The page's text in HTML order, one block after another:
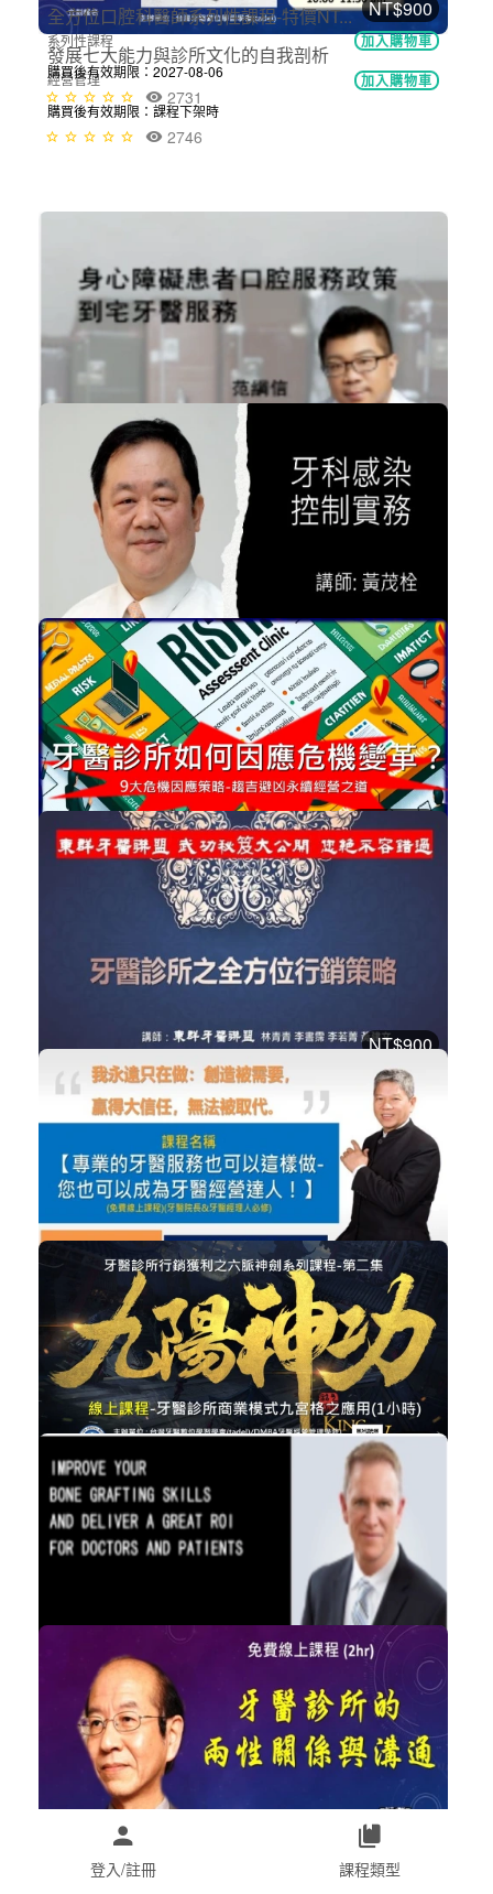
NT$900
發展七大能力與診所文化的自我剖析
經營管理 加入購物車
購買後有效期限：課程下架時
2746
全方位口腔科醫師系列性課程-特價NT...
系列性課程 加入購物車
購買後有效期限：2027-08-06
2731
范綱信 - 身心障礙患者口腔服務政策 ...
非學分課程 立即加入
購買後有效期限：課程下架時
2724
NT$3,300
講師-黃茂栓-牙科感染控制實務
感控 加入購物車
購買後有效期限：2026-11-06
2649
NT$2,000
牙醫診所如何因應危機變革？趨吉避凶...
購買後有效期限：2026-09-06
NT$900
講師-林青青-數位牙醫診所之全方位行...
牙醫助理 加入購物車
購買後有效期限：2026-09-06
2430
NT$3,000
專業的牙醫服務也可以這樣做—您也可...
經營管理 加入購物車
購買後有效期限：2026-09-06
2423
牙醫開業成功之九陽神功( 商業模式九...
經營管理 立即加入
購買後有效期限：課程下架時
免費
IMPROVE YOUR BONE GRAFTING SKILLS...
立即加入
購買後有效期限：課程下架時
2408
NT$2,000
登入/註冊 課程類型